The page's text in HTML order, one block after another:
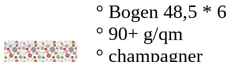
° Bogen 48,5 *
° 90+ g/qm
° champagner